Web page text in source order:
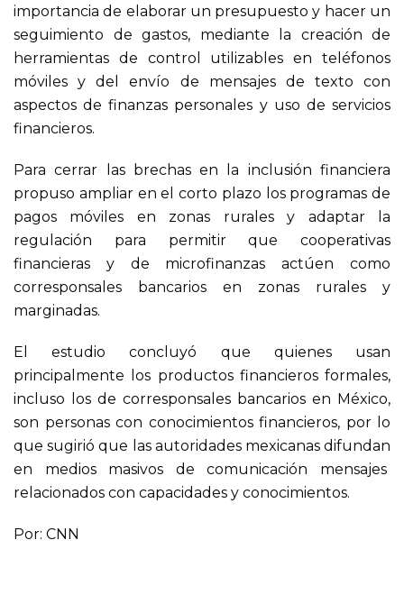
importancia de elaborar un presupuesto y hacer un
seguimiento de gastos, mediante la creación de
herramientas de control utilizables en teléfonos
móviles y del envío de mensajes de texto con
aspectos de finanzas personales y uso de servicios
financieros.
Para cerrar las brechas en la inclusión financiera
propuso ampliar en el corto plazo los programas de
pagos móviles en zonas rurales y adaptar la
regulación para permitir que cooperativas
financieras y de microfinanzas actúen como
corresponsales bancarios en zonas rurales y
marginadas.
El estudio concluyó que quienes usan
principalmente los productos financieros formales,
incluso los de corresponsales bancarios en México,
son personas con conocimientos financieros, por lo
que sugirió que las autoridades mexicanas difundan
en medios masivos de comunicación mensajes
relacionados con capacidades y conocimientos.
Por: CNN